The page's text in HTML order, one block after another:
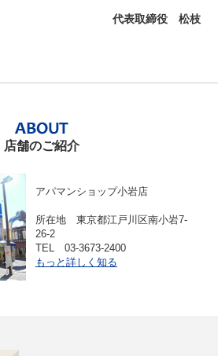
代表取締役 松枝
店舗のご紹介
アパマンショップ小岩店
所在地 東京都江戸川区南小岩7-
26-2
TEL 03-3673-2400
もっと詳しく知る